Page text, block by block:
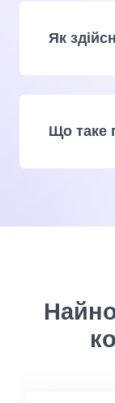
Як
Що таке